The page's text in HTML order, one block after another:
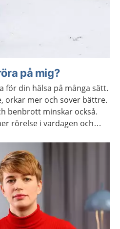
på mig?
för din hälsa på många sätt.
orkar mer och sover bättre.
benbrott minskar också.
rörelse i vardagen och